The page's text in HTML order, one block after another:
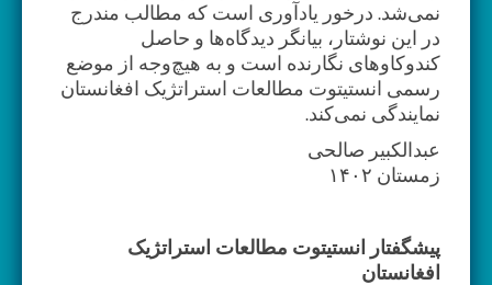
نمی‌شد. درخور یادآوری است که مطالب مندرج
در این نوشتار، بیانگر دیدگاه‌ها و حاصل
کندوکاوهای نگارنده است و به هیچ‌وجه از موضع
رسمی انستیتوت مطالعات استراتژیک افغانستان
نمایندگی نمی‌کند.
عبدالکبیر صالحی
زمستان ۱۴۰۲
پیشگفتار انستیتوت مطالعات استراتژیک
افغانستان